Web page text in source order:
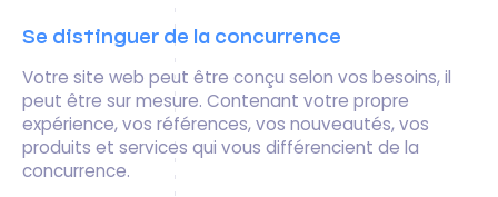
Se distinguer de la concurrence
Votre site web peut être conçu selon vos besoins, il
peut être sur mesure. Contenant votre propre
expérience, vos références, vos nouveautés, vos
produits et services qui vous différencient de la
concurrence.